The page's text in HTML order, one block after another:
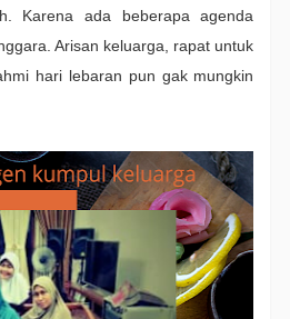
Karena ada beberapa agenda
Arisan keluarga, rapat untuk
hari lebaran pun gak mungkin